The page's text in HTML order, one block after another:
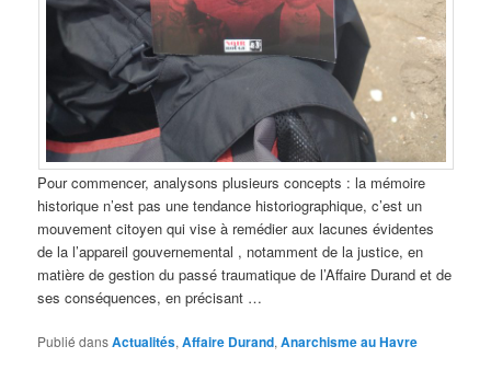
Pour commencer, analysons plusieurs concepts : la mémoire
historique n’est pas une tendance historiographique, c’est un
mouvement citoyen qui vise à remédier aux lacunes évidentes
de la l’appareil gouvernemental , notamment de la justice, en
matière de gestion du passé traumatique de l’Affaire Durand et de
ses conséquences, en précisant …
Publié dansActualités,Affaire Durand,Anarchisme au Havre